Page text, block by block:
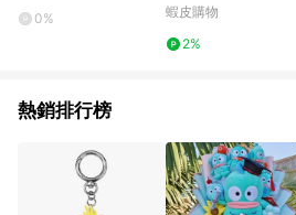
心扣環*32567
0%
包 可愛包包 可愛後背
玉桂狗背包 毛絨包包
蝦皮購物
2%
熱銷排行榜